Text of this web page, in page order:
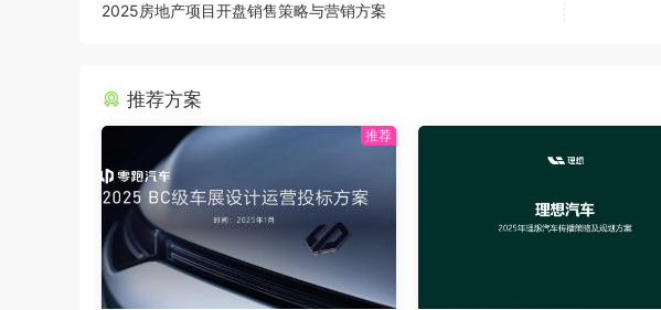
2025房地产项目开盘销售策略与营销方案
推荐方案